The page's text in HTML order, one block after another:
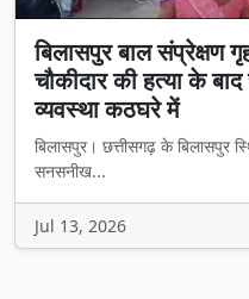
बिलासपुर बाल संप्रेक्षण
चौकीदार की हत्या के बाद
व्यवस्था कठघरे में
बिलासपुर। छत्तीसगढ़ के बिलासपुर
सनसनीख...
Jul 13, 2026